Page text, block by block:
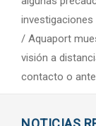
/ Aquaport
visión a
contacto o